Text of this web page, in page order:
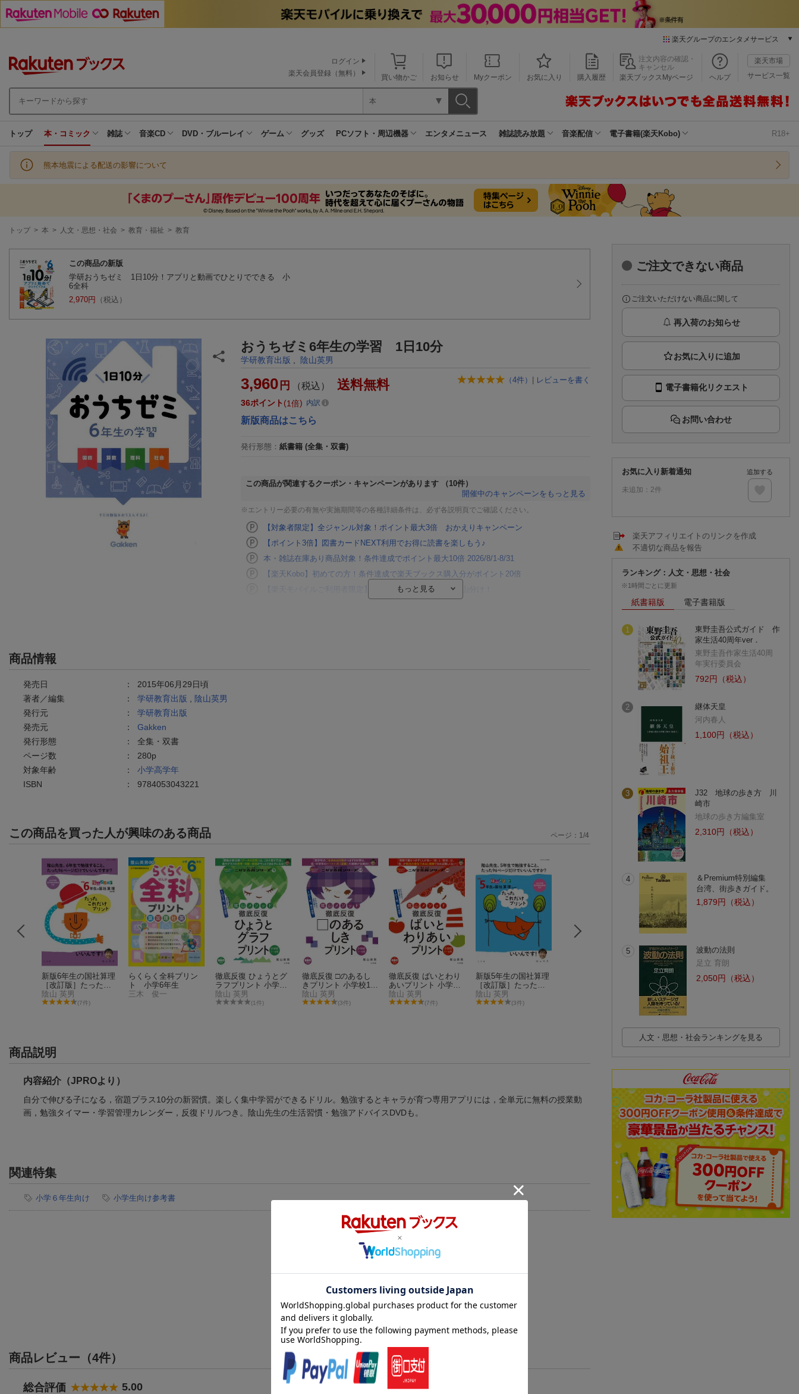
楽天グループのエンタメサービス
本/ゲーム/CD/DVD
楽天ブックス
楽天Kobo
楽天チケット
エンタメニュース
推し楽
買い物かご お知らせ Myクーポン お気に入り 購入履歴
注文内容の確認・
キャンセル
楽天ブックスMyページ
ヘルプ
楽天市場
サービス一覧
ログイン
楽天会員登録（無料）
本
トップ 本・コミック 雑誌 音楽CD DVD・ブルーレイ ゲーム グッズ PCソフト・周辺機器 エンタメニュース 雑誌読み放題 音楽配信 電子書籍(楽天Kobo) R18+
熊本地震による配送の影響について
現
トップ > 本 > 人文・思想・社会 > 教育・福祉 > 教育
この商品の新版
学研おうちゼミ 1日10分！アプリと動画でひとりでできる 小
6全科
2,970円 （税込）
おうちゼミ6年生の学習 1日10分
学研教育出版 陰山英男
（4件） | レビューを書く
3,960 円 （税込） 送料無料
36ポイント 1倍 内訳
新版商品はこちら
発行形態 ： 紙書籍 (全集・双書)
この商品が関連するクーポン・キャンペーンがあります
（10件）
開催中のキャンペーンをもっと見る
※エントリー必要の有無や実施期間等の各種詳細条件は、必ず各説明頁でご確認ください。
【対象者限定】全ジャンル対象！ポイント最大3倍 おかえりキャンペーン
【ポイント3倍】図書カードNEXT利用でお得に読書を楽しもう♪
本・雑誌在庫あり商品対象！条件達成でポイント最大10倍 2026/8/1-8/31
【楽天Kobo】初めての方！条件達成で楽天ブックス購入分がポイント20倍
【楽天モバイルご利用者限定】条件達成で100万ポイント山分け！
商品情報
発売日 ： 2015年06月29日頃
著者／編集
： 学研教育出版
陰山英男
発行元
： 学研教育出版
発売元
： Gakken
発行形態
： 全集・双書
ページ数
： 280p
対象年齢
： 小学高学年
ISBN
： 9784053043221
この商品を買った人が興味のある商品
新版6年生の国社算理
［改訂版］たったこ
れだけプリント
陰山 英男
(7件)
らくらく全科プリン
ト 小学6年生
三木 俊一
徹底反復 ひょうとグ
ラフプリント 小学校
1〜6年
陰山 英男
(1件)
徹底反復 □のあるし
きプリント 小学校1〜
6年
陰山 英男
(3件)
徹底反復 ばいとわり
あいプリント 小学校
1〜6年
陰山 英男
(7件)
新版5年生の国社算理
［改訂版］たったこ
れだけプリント
陰山 英男
(3件)
陰山メソッド「3年生
の国社算理 たったこ
れだけプリント」
陰山 英男
徹底反復 新版 理
リント 小学校3〜
ページ： 1 /4
商品説明
内容紹介（JPROより）
自分で伸びる子になる，宿題プラス10分の新習慣。楽しく集中学習ができるドリル。勉強するとキャラが育つ専用アプリには，全単元に無料の授業動
画，勉強タイマー・学習管理カレンダー，反復ドリルつき。陰山先生の生活習慣・勉強アドバイスDVDも。
関連特集
小学６年生向け 小学生向け参考書
商品レビュー（4件）
総合評価 5.00
ご注文できない商品
ご注文いただけない商品に関して
再入荷のお知らせ
電子書籍化リクエスト
お問い合わせ
お気に入り新着通知
未追加： 2件
追加する
楽天アフィリエイトのリンクを作成
不適切な商品を報告
ランキング：人文・思想・社会
※1時間ごとに更新
紙書籍版 電子書籍版
1
東野圭吾公式ガイド 作
家生活40周年ver．
東野圭吾作家生活40周
年実行委員会
792円（税込）
2
継体天皇
河内春人
1,100円（税込）
3
J32 地球の歩き方 川
崎市
地球の歩き方編集室
2,310円（税込）
4
＆Premium特別編集
台湾、街歩きガイド。
1,879円（税込）
5
波動の法則
足立 育朗
2,050円（税込）
人文・思想・社会ランキングを見る